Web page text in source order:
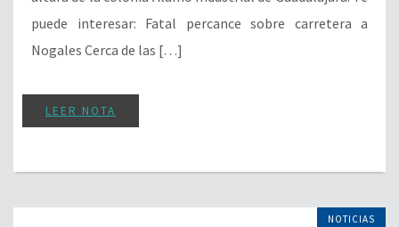
puede interesar: Fatal percance sobre carretera a
Nogales Cerca de las […]
LEER NOTA
NOTICIAS